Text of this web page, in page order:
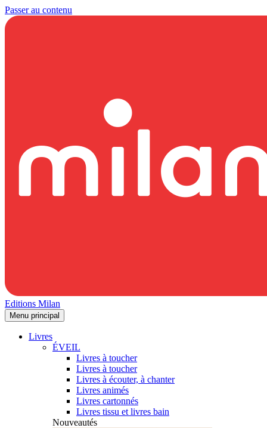
Passer au contenu
Editions Milan
Menu principal
Livres
ÉVEIL
Livres à toucher
Livres à toucher
Livres à écouter, à chanter
Livres animés
Livres cartonnés
Livres tissu et livres bain
Nouveautés